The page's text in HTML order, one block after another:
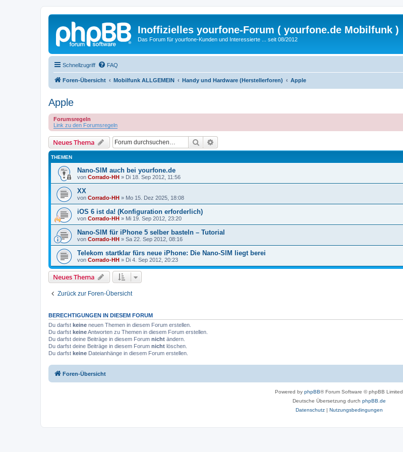
Inoffizielles yourfone-Forum ( yourfone.de Mobilfunk )
Das Forum für yourfone-Kunden und Interessierte ... seit 08/2012
Schnellzugriff FAQ
Foren-Übersicht Mobilfunk ALLGEMEIN Handy und Hardware (Herstellerforen) Apple
Apple
Forumsregeln
Link zu den Forumsregeln
Neues Thema Suche
THEMEN
Nano-SIM auch bei yourfone.de
von Corrado-HH » Di 18. Sep 2012, 11:56
XX
von Corrado-HH » Mo 15. Dez 2025, 18:08
iOS 6 ist da! (Konfiguration erforderlich)
von Corrado-HH » Mi 19. Sep 2012, 23:20
Nano-SIM für iPhone 5 selber basteln – Tutorial
von Corrado-HH » Sa 22. Sep 2012, 08:16
Telekom startklar fürs neue iPhone: Die Nano-SIM liegt berei
von Corrado-HH » Di 4. Sep 2012, 20:23
Neues Thema
Zurück zur Foren-Übersicht
BERECHTIGUNGEN IN DIESEM FORUM
Du darfst keine neuen Themen in diesem Forum erstellen.
Du darfst keineAntworten zu Themen in diesem Forum erstellen.
Du darfst deine Beiträge in diesem Forum nicht ändern.
Du darfst deine Beiträge in diesem Forum nicht löschen.
Du darfst keine Dateianhänge in diesem Forum erstellen.
Foren-Übersicht
Powered by phpBB® Forum Software © phpBB Limited
Deutsche Übersetzung durch phpBB.de
Datenschutz| Nutzungsbedingungen